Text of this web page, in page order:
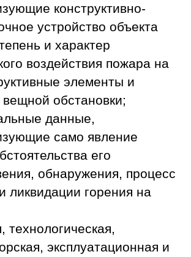
конструктивно-
устройство объекта
и характер
воздействия пожара на
элементы и
обстановки;
данные,
само явление
его
обнаружения, процесс
ликвидации горения на
технологическая,
эксплуатационная и